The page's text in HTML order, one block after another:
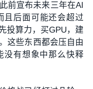
前宣布未来三年在AI
且后面可能还会超过
投算力，买GPU，建
这些东西都会压自由
没有想象中那么快释